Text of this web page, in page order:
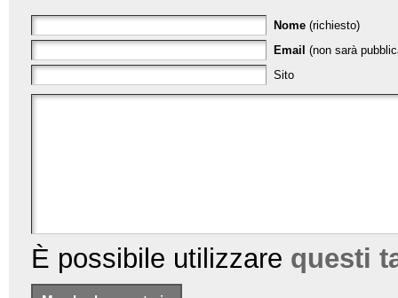
Nome (richiesto)
Email (non sarà
Sito
È possibile utilizzare questi